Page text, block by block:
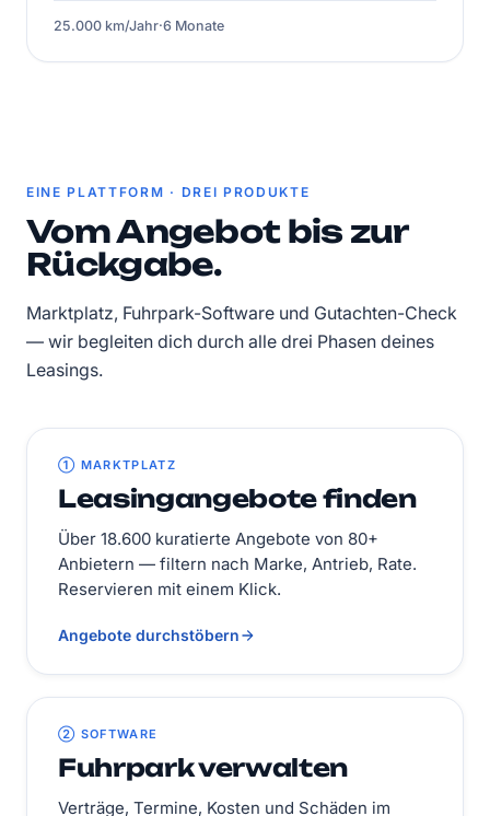
25.000 km/Jahr·6 Monate
EINE PLATTFORM · DREI PRODUKTE
Vom Angebot bis zur
Rückgabe.
Marktplatz, Fuhrpark-Software und Gutachten-Check
— wir begleiten dich durch alle drei Phasen deines
Leasings.
① MARKTPLATZ
Leasingangebote finden
Über 18.600 kuratierte Angebote von 80+
Anbietern — filtern nach Marke, Antrieb, Rate.
Reservieren mit einem Klick.
Angebote durchstöbern
② SOFTWARE
Fuhrpark verwalten
Verträge, Termine, Kosten und Schäden im